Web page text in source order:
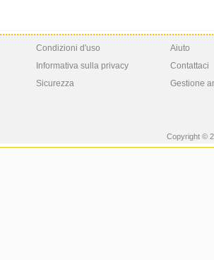
Condizioni d'uso
Informativa sulla privacy
Sicurezza
Aiuto
Contattaci
Gestione
Copyright ©